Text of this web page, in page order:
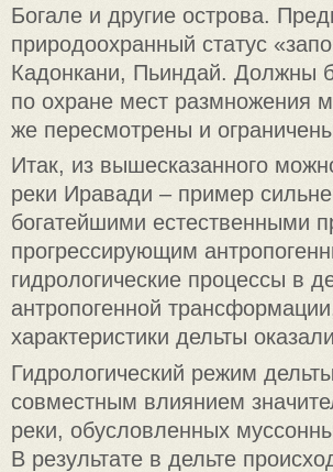
Богале и другие острова.
природоохранный статус
Кадонкани, Пьиндай. Должны
по охране мест размножения
же пересмотрены и
Итак, из вышесказанного
реки Иравади – пример
богатейшими естественными
прогрессирующим
гидрологические процессы в
антропогенной
характеристики дельты
Гидрологический режим
совместным влиянием
реки, обусловленных
В результате в дельте